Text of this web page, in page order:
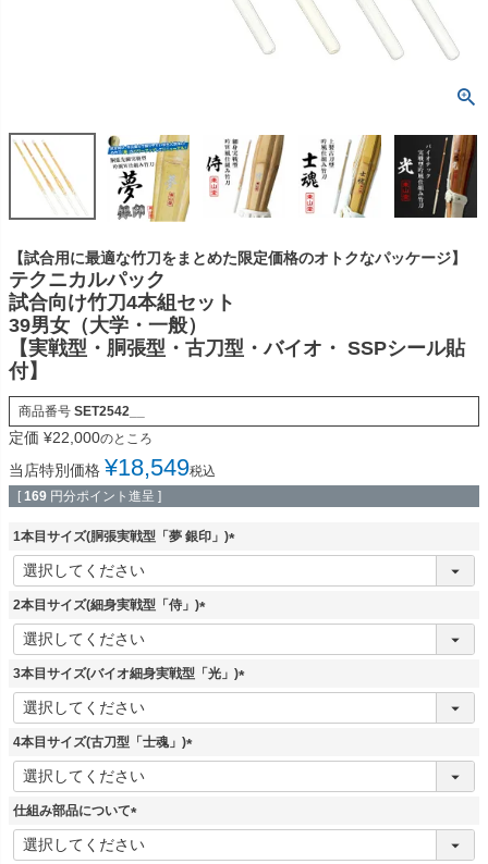
【試合用に最適な竹刀をまとめた限定価格のオトクなパッケージ】
テクニカルパック
試合向け竹刀4本組セット
39男女（大学・一般）
【実戦型・胴張型・古刀型・バイオ・ SSPシール貼
付】
商品番号 SET2542__
定価 ¥22,000のところ
当店特別価格 ¥18,549税込
[ 169 円分ポイント進呈 ]
1本目サイズ(胴張実戦型「夢 銀印」)
(
2本目サイズ(細身実戦型「侍」)
(
須
3本目サイズ(バイオ細身実戦型「光」)
(
4本目サイズ(古刀型「士魂」)
(
仕組み部品について
(
必